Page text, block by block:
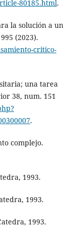
80185.html.
la solución a un
(2023).
critico-
una tarea
38, num. 151
.
complejo.
1993.
1993.
1993.